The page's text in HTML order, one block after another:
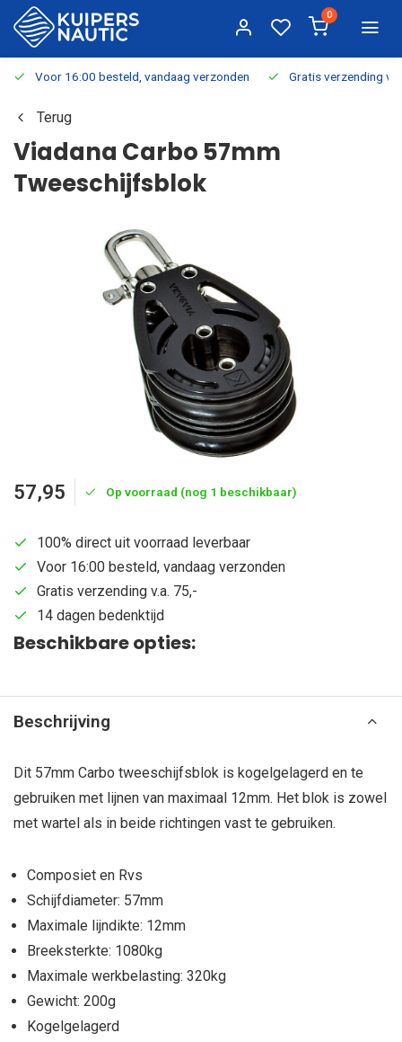
0
Voor 16:00 besteld, vandaag verzonden Gratis verzending
Terug
Viadana Carbo 57mm
Tweeschijfsblok
57,95 Op voorraad (nog 1 beschikbaar)
100% direct uit voorraad leverbaar
Voor 16:00 besteld, vandaag verzonden
Gratis verzending v.a. 75,-
14 dagen bedenktijd
Beschikbare opties:
Beschrijving
Dit 57mm Carbo tweeschijfsblok is kogelgelagerd en te
gebruiken met lijnen van maximaal 12mm. Het blok is zowel
met wartel als in beide richtingen vast te gebruiken.
Composiet en Rvs
Schijfdiameter: 57mm
Maximale lijndikte: 12mm
Breeksterkte: 1080kg
Maximale werkbelasting: 320kg
Gewicht: 200g
Kogelgelagerd